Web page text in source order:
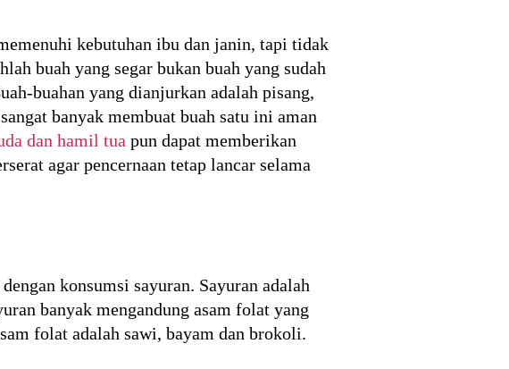
kebutuhan ibu dan janin, tapi tidak
buah yang segar bukan buah yang sudah
buahan yang dianjurkan adalah pisang,
banyak membuat buah satu ini aman
dan hamil tua pun dapat memberikan
agar pencernaan tetap lancar selama
konsumsi sayuran. Sayuran adalah
banyak mengandung asam folat yang
folat adalah sawi, bayam dan brokoli.